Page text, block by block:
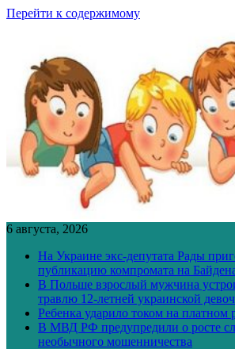
Перейти к содержимому
6 августа, 2026
На Украине экс-депутата Рады
публикацию компромата на
В Польше взрослый мужчина
травлю 12-летней украинской
Ребенка ударило током на платном
В МВД РФ предупредили о росте
необычного мошенничества